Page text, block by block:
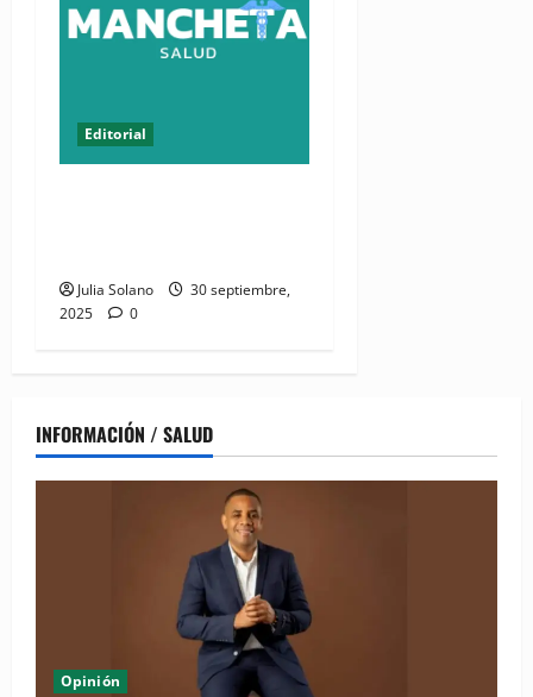
Editorial
Julia Solano
30 septiembre,
2025
0
INFORMACIÓN / SALUD
Opinión